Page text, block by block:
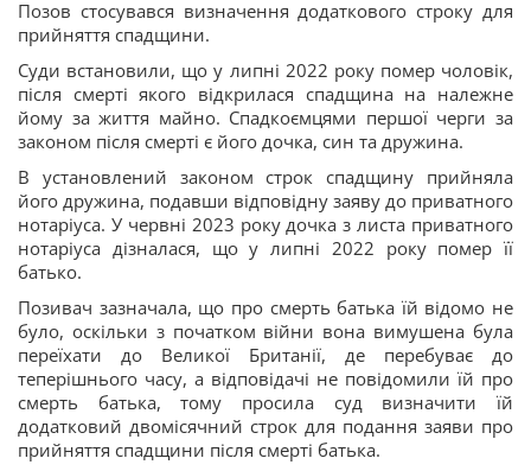
Позов стосувався визначення додаткового строку для
прийняття спадщини.
Суди встановили, що у липні 2022 року помер чоловік,
після смерті якого відкрилася спадщина на належне
йому за життя майно. Спадкоємцями першої черги за
законом після смерті є його дочка, син та дружина.
В установлений законом строк спадщину прийняла
його дружина, подавши відповідну заяву до приватного
нотаріуса. У червні 2023 року дочка з листа приватного
нотаріуса дізналася, що у липні 2022 року помер її
батько.
Позивач зазначала, що про смерть батька їй відомо не
було, оскільки з початком війни вона вимушена була
переїхати до Великої Британії, де перебуває до
теперішнього часу, а відповідачі не повідомили їй про
смерть батька, тому просила суд визначити їй
додатковий двомісячний строк для подання заяви про
прийняття спадщини після смерті батька.